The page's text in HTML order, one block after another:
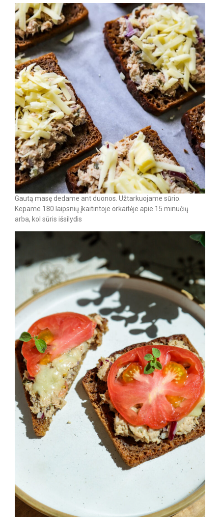
Gautą masę dedame ant duonos. Užtarkuojame sūrio.
Kepame 180 laipsnių įkaitintoje orkaitėje apie 15 minučių
arba, kol sūris išsilydis